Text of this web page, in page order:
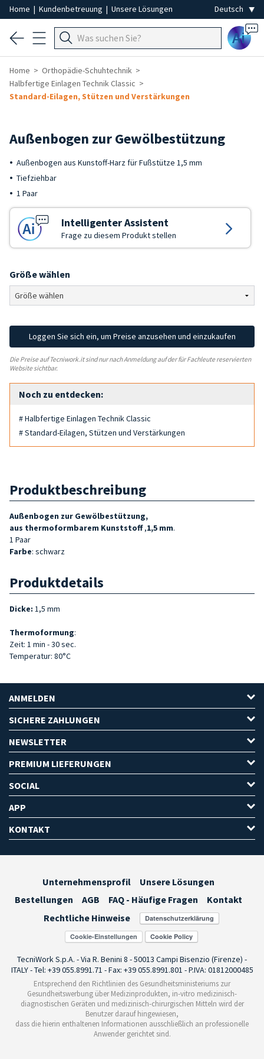
Home | Kundenbetreuung | Unsere Lösungen
Ai
Home
Orthopädie-Schuhtechnik
Halbfertige Einlagen Technik Classic
Standard-Eilagen, Stützen und Verstärkungen
Außenbogen zur Gewölbestützung
Außenbogen aus Kunstoff-Harz für Fußstütze 1,5 mm
Tiefziehbar
1 Paar
Intelligenter Assistent
Frage zu diesem Produkt stellen
Größe wählen
Loggen Sie sich ein, um Preise anzusehen und einzukaufen
Die Preise auf Tecniwork.it sind nur nach Anmeldung auf der für Fachleute reservierten
Website sichtbar.
Noch zu entdecken:
# Halbfertige Einlagen Technik Classic
# Standard-Eilagen, Stützen und Verstärkungen
Produktbeschreibung
Außenbogen zur Gewölbestützung,
aus thermoformbarem Kunststoff,1,5 mm.
1 Paar
Farbe: schwarz
Produktdetails
Dicke: 1,5 mm
Thermoformung:
Zeit: 1 min - 30 sec.
Temperatur: 80°C
ANMELDEN
SICHERE ZAHLUNGEN
NEWSLETTER
PREMIUM LIEFERUNGEN
SOCIAL
APP
KONTAKT
Unternehmensprofil
Unsere Lösungen
Bestellungen
AGB FAQ - Häufige Fragen
Kontakt
Rechtliche Hinweise
Cookie-Einstellungen
TecniWork S.p.A. - Via R. Benini 8 - 50013 Campi Bisenzio (Firenze) -
ITALY - Tel: +39 055.8991.71 - Fax: +39 055.8991.801 - P.IVA: 01812000485
Entsprechend den Richtlinien des Gesundheitsministeriums zur
Gesundheitswerbung über Medizinprodukten, in-vitro medizinisch-
diagnostischen Geräten und medizinisch-chirurgischen Mitteln wird der
Benutzer darauf hingewiesen,
dass die hierin enthaltenen Informationen ausschließlich an professionelle
Anwender gerichtet sind.